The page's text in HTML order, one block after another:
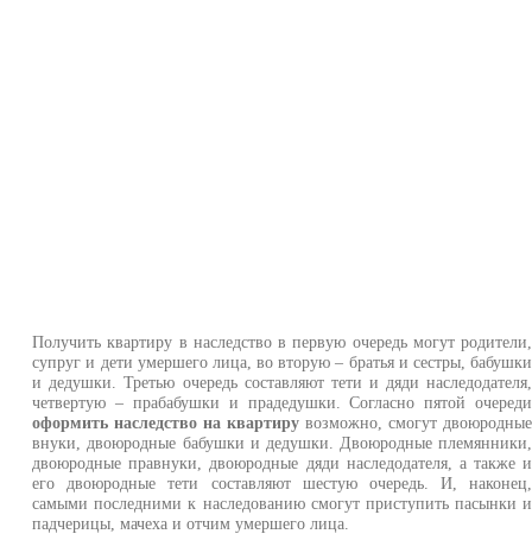
Получить квартиру в наследство в первую очередь могут родители,
супруг и дети умершего лица, во вторую – братья и сестры, бабушки
и дедушки. Третью очередь составляют тети и дяди наследодателя,
четвертую – прабабушки и прадедушки. Согласно пятой очереди
оформить наследство на квартиру возможно, смогут двоюродные
внуки, двоюродные бабушки и дедушки. Двоюродные племянники,
двоюродные правнуки, двоюродные дяди наследодателя, а также и
его двоюродные тети составляют шестую очередь. И, наконец,
самыми последними к наследованию смогут приступить пасынки и
падчерицы, мачеха и отчим умершего лица.